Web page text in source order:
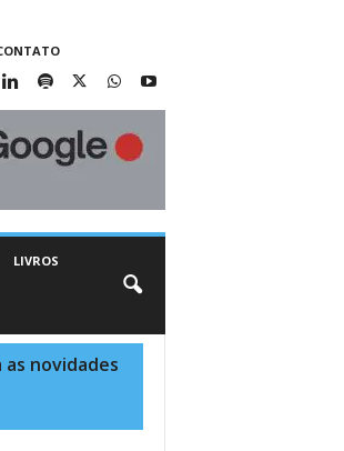
LIVROS
novidades